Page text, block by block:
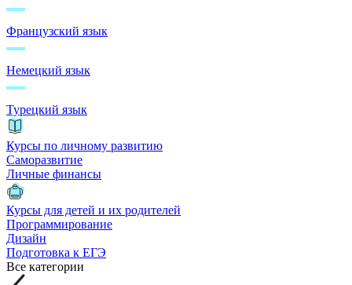
Французский язык
Немецкий язык
Турецкий язык
Курсы по личному развитию
Саморазвитие
Личные финансы
Курсы для детей и их родителей
Программирование
Дизайн
Подготовка к ЕГЭ
Все категории